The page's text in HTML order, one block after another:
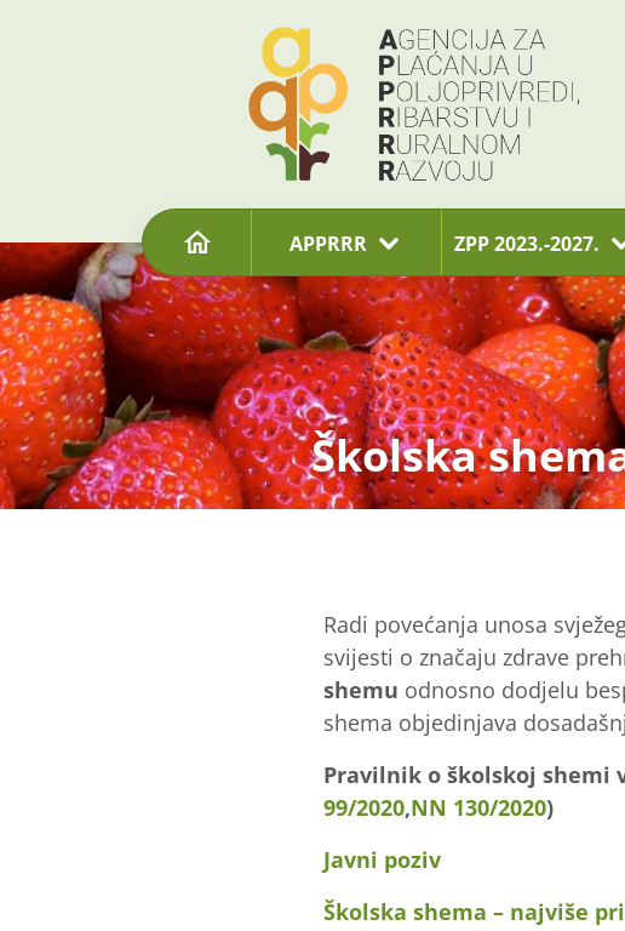
APPRRR ZPP 2023.-2027.
Školska
Radi povećanja unosa
svijesti o značaju zdrave
shemu odnosno dodjelu
shema objedinjava
Pravilnik o školskoj shemi
99/2020,NN 130/2020)
Javni poziv
Školska shema – najviše